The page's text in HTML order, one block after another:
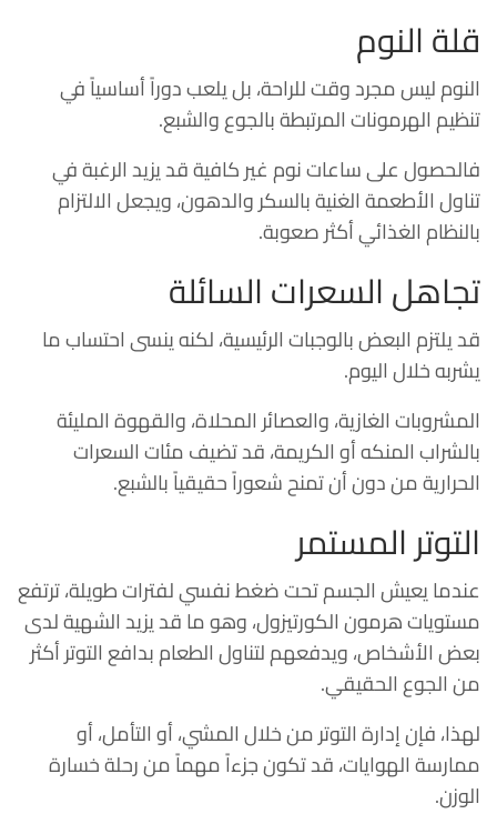
قلة النوم
النوم ليس مجرد وقت للراحة، بل يلعب دوراً أساسياً في
تنظيم الهرمونات المرتبطة بالجوع والشبع.
فالحصول على ساعات نوم غير كافية قد يزيد الرغبة في
تناول الأطعمة الغنية بالسكر والدهون، ويجعل الالتزام
بالنظام الغذائي أكثر صعوبة.
تجاهل السعرات السائلة
قد يلتزم البعض بالوجبات الرئيسية، لكنه ينسى احتساب ما
يشربه خلال اليوم.
المشروبات الغازية، والعصائر المحلاة، والقهوة المليئة
بالشراب المنكه أو الكريمة، قد تضيف مئات السعرات
الحرارية من دون أن تمنح شعوراً حقيقياً بالشبع.
التوتر المستمر
عندما يعيش الجسم تحت ضغط نفسي لفترات طويلة، ترتفع
مستويات هرمون الكورتيزول، وهو ما قد يزيد الشهية لدى
بعض الأشخاص، ويدفعهم لتناول الطعام بدافع التوتر أكثر
من الجوع الحقيقي.
لهذا، فإن إدارة التوتر من خلال المشي، أو التأمل، أو
ممارسة الهوايات، قد تكون جزءاً مهماً من رحلة خسارة
الوزن.